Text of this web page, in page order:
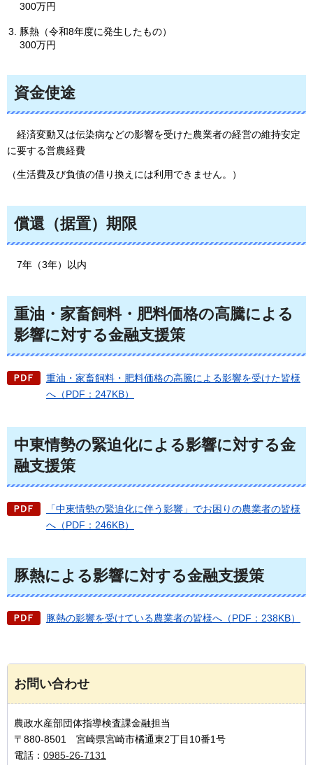
300万円
豚熱（令和8年度に発生したもの）
300万円
資金使途
経済変動又は伝染病などの影響を受けた農業者の経営の維持安定
に要する営農経費
（生活費及び負債の借り換えには利用できません。）
償還（据置）期限
7年 （3年）以内
重油・家畜飼料・肥料価格の高騰による
影響に対する金融支援策
重油・家畜飼料・肥料価格の高騰による影響を受けた皆様
へ（PDF：247KB）
中東情勢の緊迫化による影響に対する金
融支援策
「中東情勢の緊迫化に伴う影響」でお困りの農業者の皆様
へ（PDF：246KB）
豚熱による影響に対する金融支援策
豚熱の影響を受けている農業者の皆様へ（PDF：238KB）
お問い合わせ
農政水産部団体指導検査課金融担当
〒880-8501 宮崎県宮崎市橘通東2丁目10番1号
電話： 0985-26-7131